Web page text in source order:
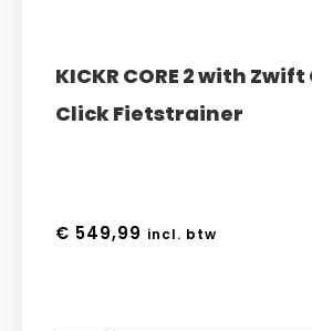
KICKR CORE 2 with
Click Fietstrainer
€ 549,99 incl. btw